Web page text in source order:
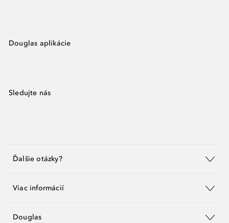
Douglas aplikácie
Sledujte nás
Ďalšie otázky?
Viac informácií
Douglas